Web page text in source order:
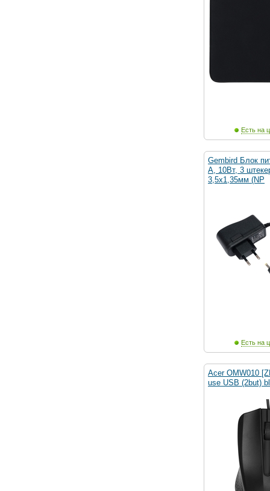
Есть на
Gembird Блок
А, 10Вт, 3
3,5x1,35мм (NP
Есть на
Acer OMW010
use USB (2but)